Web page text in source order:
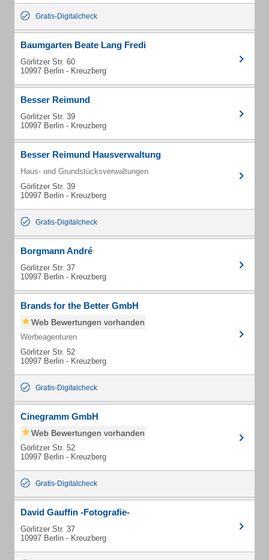
Gratis-Digitalcheck
Baumgarten Beate Lang Fredi
Görlitzer Str. 60
10997 Berlin - Kreuzberg
Besser Reimund
Görlitzer Str. 39
10997 Berlin - Kreuzberg
Besser Reimund Hausverwaltung
Haus- und Grundstücksverwaltungen
Görlitzer Str. 39
10997 Berlin - Kreuzberg
Gratis-Digitalcheck
Borgmann André
Görlitzer Str. 37
10997 Berlin - Kreuzberg
Brands for the Better GmbH
Web Bewertungen vorhanden
Werbeagenturen
Görlitzer Str. 52
10997 Berlin - Kreuzberg
Gratis-Digitalcheck
Cinegramm GmbH
Web Bewertungen vorhanden
Görlitzer Str. 52
10997 Berlin - Kreuzberg
Gratis-Digitalcheck
David Gauffin -Fotografie-
Görlitzer Str. 37
10997 Berlin - Kreuzberg